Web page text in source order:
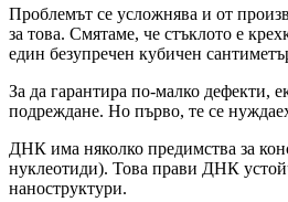
Проблемът се усложнява и от
за това. Смятаме, че стъклото е
един безупречен кубичен
За да гарантира по-малко дефекти,
подреждане. Но първо, те се
ДНК има няколко предимства за
нуклеотиди). Това прави ДНК
наноструктури.